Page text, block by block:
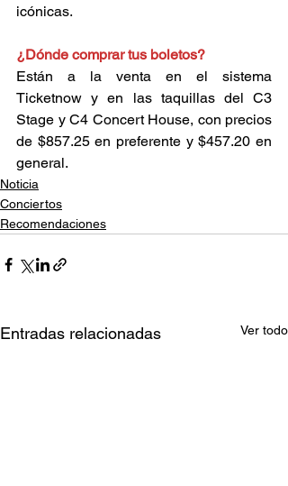
icónicas.
¿Dónde comprar tus boletos?
Están a la venta en el sistema
Ticketnow y en las taquillas del C3
Stage y C4 Concert House, con precios
de $857.25 en preferente y $457.20 en
general.
Noticia
Conciertos
Recomendaciones
Entradas relacionadas Ver todo